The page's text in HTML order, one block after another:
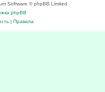
Software © phpBB Limited
phpBB
| Правила